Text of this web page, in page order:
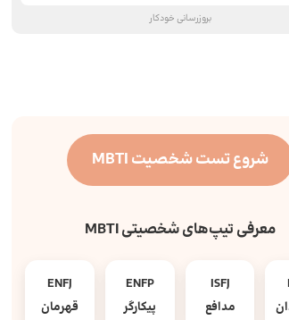
بروزرسانی خودکار
شروع تست شخصیت MBTI
معرفی تیپ‌های شخصیتی MBTI
ISFJ
مدافع
ENFP
پیکارگر
ENFJ
قهرمان